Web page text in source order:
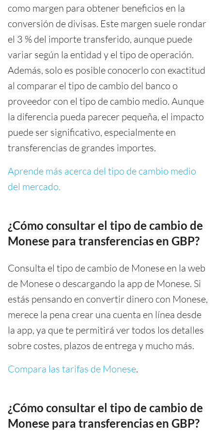
como margen para obtener beneficios en la
conversión de divisas. Este margen suele rondar
el 3 % del importe transferido, aunque puede
variar según la entidad y el tipo de operación.
Además, solo es posible conocerlo con exactitud
al comparar el tipo de cambio del banco o
proveedor con el tipo de cambio medio. Aunque
la diferencia pueda parecer pequeña, el impacto
puede ser significativo, especialmente en
transferencias de grandes importes.
Aprende más acerca del tipo de cambio medio
del mercado.
¿Cómo consultar el tipo de cambio de
Monese para transferencias en GBP?
Consulta el tipo de cambio de Monese en la web
de Monese o descargando la app de Monese. Si
estás pensando en convertir dinero con Monese,
merece la pena crear una cuenta en línea desde
la app, ya que te permitirá ver todos los detalles
sobre costes, plazos de entrega y mucho más.
Compara las tarifas de Monese.
¿Cómo consultar el tipo de cambio de
Monese para transferencias en GBP?